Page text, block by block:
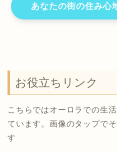
あなたの街の住み心
お役立ちリンク
こちらではオーロラでの生
ています。画像のタップで
す